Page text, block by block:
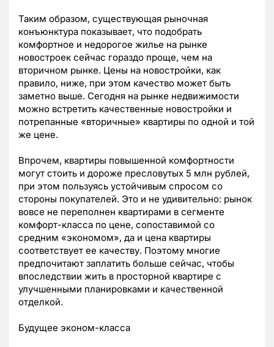
Таким образом, существующая рыночная
конъюнктура показывает, что подобрать
комфортное и недорогое жилье на рынке
новостроек сейчас гораздо проще, чем на
вторичном рынке. Цены на новостройки, как
правило, ниже, при этом качество может быть
заметно выше. Сегодня на рынке недвижимости
можно встретить качественные новостройки и
потрепанные «вторичные» квартиры по одной и той
же цене.
Впрочем, квартиры повышенной комфортности
могут стоить и дороже пресловутых 5 млн рублей,
при этом пользуясь устойчивым спросом со
стороны покупателей. Это и не удивительно: рынок
вовсе не переполнен квартирами в сегменте
комфорт-класса по цене, сопоставимой со
средним «экономом», да и цена квартиры
соответствует ее качеству. Поэтому многие
предпочитают заплатить больше сейчас, чтобы
впоследствии жить в просторной квартире с
улучшенными планировками и качественной
отделкой.
Будущее эконом-класса